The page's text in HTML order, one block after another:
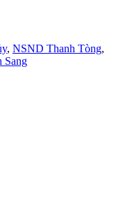
, NSND Thanh Tòng,
Sang